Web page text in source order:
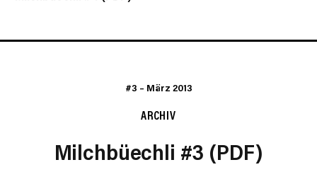
#3 – März 2013
ARCHIV
Milchbüechli #3 (PDF)